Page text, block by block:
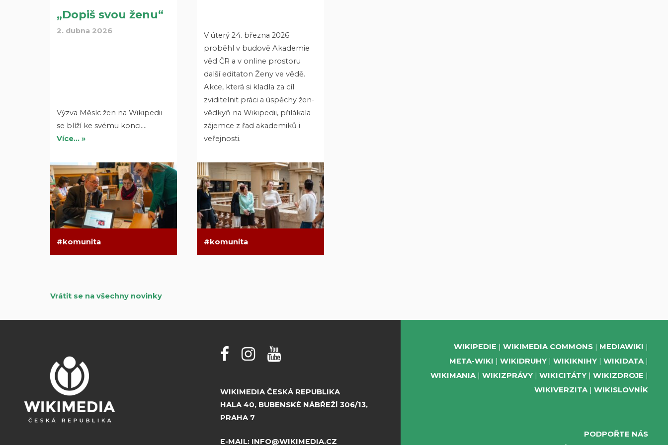
„Dopiš svou ženu“
2. dubna 2026
Výzva Měsíc žen na Wikipedii
se blíží ke svému konci.…
Více… »
komunita
V úterý 24. března 2026
proběhl v budově Akademie
věd ČR a v online prostoru
další editaton Ženy ve vědě.
Akce, která si kladla za cíl
zviditelnit práci a úspěchy žen-
vědkyň na Wikipedii, přilákala
zájemce z řad akademiků i
veřejnosti.
komunita
Vrátit se na všechny novinky
WIKIMEDIA ČESKÁ REPUBLIKA
HALA 40, BUBENSKÉ NÁBŘEŽÍ 306/13,
PRAHA 7
E-MAIL: INFO@WIKIMEDIA.CZ
WIKIPEDIE WIKIMEDIA COMMONS
MEDIAWIKI
META-WIKI
WIKIDRUHY WIKIKNIHY
WIKIDATA
WIKIMANIA
WIKIZPRÁVY WIKICITÁTY
WIKIZDROJE
WIKIVERZITA
WIKISLOVNÍK
PODPOŘTE NÁS